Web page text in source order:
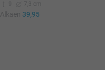
9 7,3 cm
Alkaen 39,95